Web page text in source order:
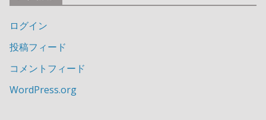
ログイン
投稿フィード
コメントフィード
WordPress.org